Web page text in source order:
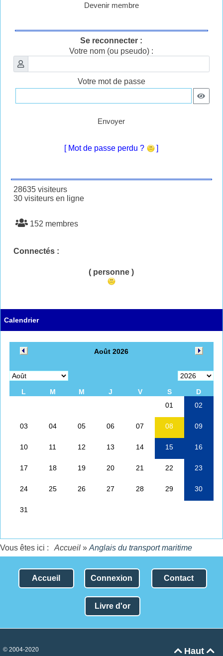
Devenir membre
Se reconnecter :
Votre nom (ou pseudo) :
Votre mot de passe
Envoyer
[ Mot de passe perdu ? ]
28635 visiteurs
30 visiteurs en ligne
152 membres
Connectés :
( personne )
Calendrier
Vous êtes ici : Accueil » Anglais du transport maritime
Accueil Connexion Contact
Livre d'or
Haut 
© 2004-2020